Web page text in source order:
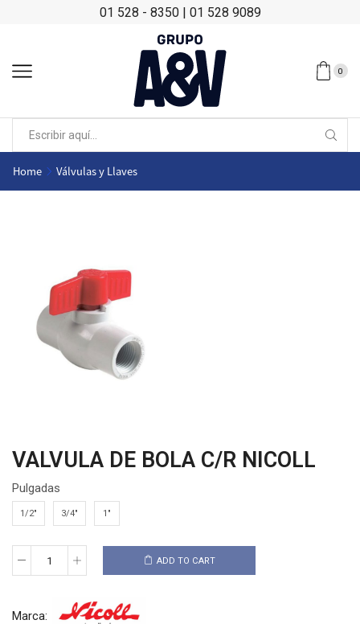
01 528 - 8350| 01 528 9089
0
Home Válvulas y Llaves
VALVULA DE BOLA C/R NICOLL
Pulgadas
1/2" 3/4" 1"
ADD TO CART
Marca: